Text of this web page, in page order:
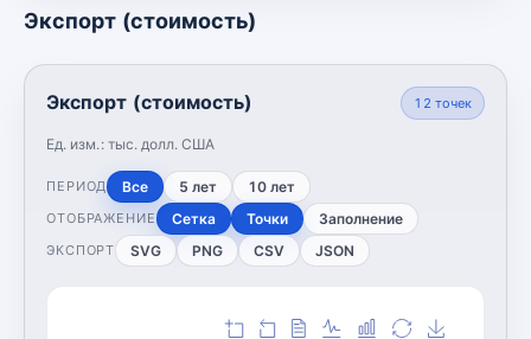
Экспорт (стоимость)
Экспорт (стоимость)
Ед. изм.: тыс. долл. США
12 точек
ПЕРИОД Все 5 лет 10 лет
ОТОБРАЖЕНИЕ Сетка Точки Заполнение
ЭКСПОРТ SVG PNG CSV JSON